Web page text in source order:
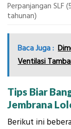
Perpanjangan SLF
tahunan)
Baca Juga :
Ventilasi
Tips Biar
Jembrana
Berikut ini